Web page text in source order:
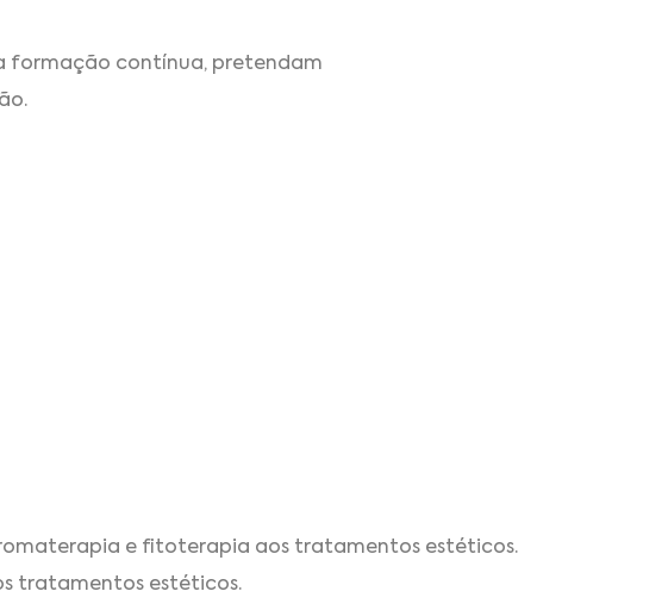
formação contínua, pretendam
e fitoterapia aos tratamentos estéticos.
tratamentos estéticos.